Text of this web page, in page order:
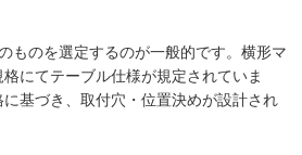
ものを選定するのが一般的です。横形マ
にてテーブル仕様が規定されていま
基づき、取付穴・位置決めが設計され